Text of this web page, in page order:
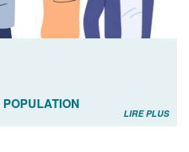
LIRE PLUS